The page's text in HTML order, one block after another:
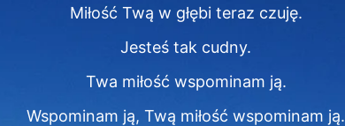
Miłość Twą w głębi teraz czuję.
Jesteś tak cudny.
Twa miłość wspominam ją.
Wspominam ją, Twą miłość wspominam ją.